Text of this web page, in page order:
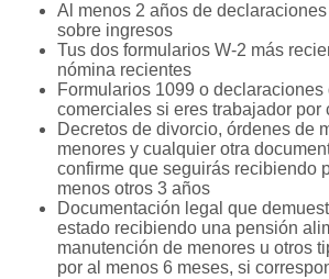
Al menos 2 años de
sobre ingresos
Tus dos formularios W-2 más
nómina recientes
Formularios 1099 o declaraciones
comerciales si eres trabajador por
Decretos de divorcio, órdenes de
menores y cualquier otra
confirme que seguirás recibiendo
menos otros 3 años
Documentación legal que
estado recibiendo una pensión
manutención de menores u otros
por al menos 6 meses, si